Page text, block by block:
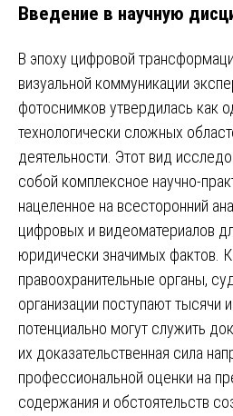
Введение в научную
В эпоху цифровой
визуальной коммуникации
фотоснимков утвердилась как
технологически сложных
деятельности. Этот вид
собой комплексное научно-
нацеленное на всесторонний
цифровых и видеоматериалов
юридически значимых фактов.
правоохранительные органы,
организации поступают тысячи
потенциально могут служить
их доказательственная сила
профессиональной оценки на
содержания и обстоятельств